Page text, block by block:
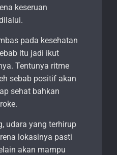
keseruan
pada kesehatan
itu jadi ikut
Tentunya ritme
sebab positif akan
sehat bahkan
udara yang terhirup
lokasinya pasti
akan mampu